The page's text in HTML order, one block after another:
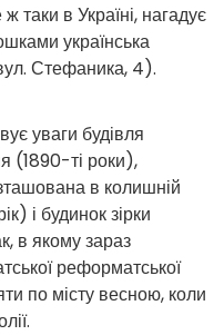
в Україні, нагадує
українська
Стефаника, 4).
уваги будівля
(1890-ті роки),
в колишній
і будинок зірки
в якому зараз
реформатської
по місту весною, коли